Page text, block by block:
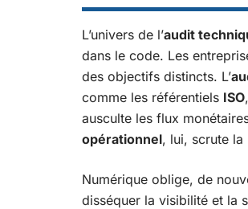
L’univers de l’audit
dans le code. Les
des objectifs distincts. L’
comme les référentiels ISO
ausculte les flux
opérationnel, lui, scrute la
Numérique oblige, de
disséquer la visibilité et la